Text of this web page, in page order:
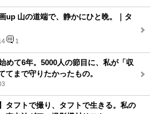
up 山の道端で、静かにひと晩。｜タ
1
めて6年。5000人の節目に、私が「収
てまで守りたかったもの。
タフトで撮り、タフトで生きる。私の